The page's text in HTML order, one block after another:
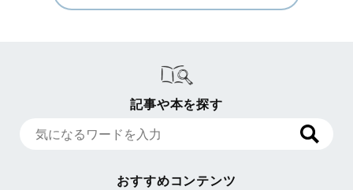
記事や本を探す
おすすめコンテンツ